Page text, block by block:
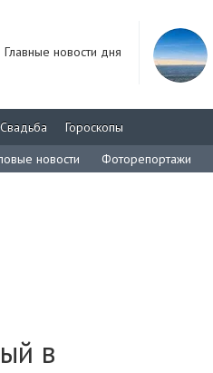
Главные новости дня
Свадьба
Гороскопы
новости Фоторепортажи
в